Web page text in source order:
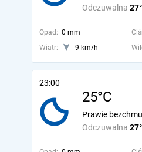
Odczuwalna
Opad: 0 mm
Wiatr:
9 km/h
23:00
25°C
Odczuwalna
Prawie